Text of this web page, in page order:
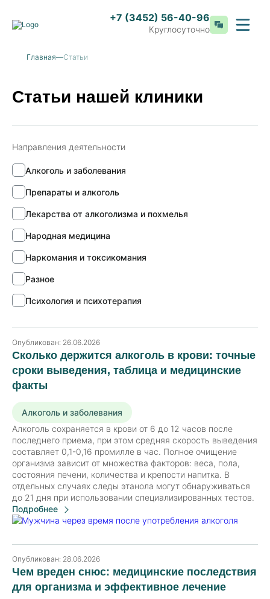
+7 (3452) 56-40-96
Круглосуточно
Главная Статьи
Статьи нашей клиники
Направления деятельности
Алкоголь и заболевания
Препараты и алкоголь
Лекарства от алкоголизма и похмелья
Народная медицина
Наркомания и токсикомания
Разное
Психология и психотерапия
Сколько держится алкоголь в крови: точные
сроки выведения, таблица и медицинские
факты
Опубликован: 26.06.2026
Алкоголь и заболевания
Алкоголь сохраняется в крови от 6 до 12 часов после
последнего приема, при этом средняя скорость выведения
составляет 0,1-0,16 промилле в час. Полное очищение
организма зависит от множества факторов: веса, пола,
состояния печени, количества и крепости напитка. В
отдельных случаях следы этанола могут обнаруживаться
до 21 дня при использовании специализированных тестов.
Подробнее
Чем вреден снюс: медицинские последствия
для организма и эффективное лечение
Опубликован: 28.06.2026